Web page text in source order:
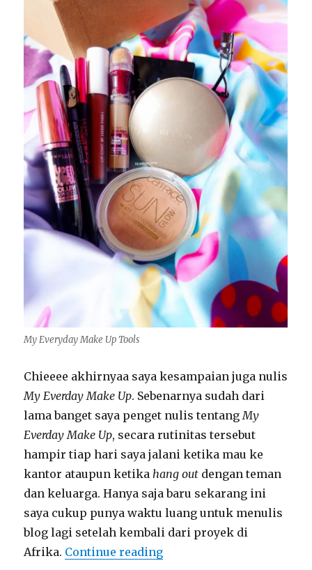
My Everyday Make Up Tools
Chieeee akhirnyaa saya kesampaian juga nulis
My Everday Make Up. Sebenarnya sudah dari
lama banget saya penget nulis tentangMy
Everday Make Up, secara rutinitas tersebut
hampir tiap hari saya jalani ketika mau ke
kantor ataupun ketikahang out dengan teman
dan keluarga. Hanya saja baru sekarang ini
saya cukup punya waktu luang untuk menulis
blog lagi setelah kembali dari proyek di
Afrika. Continue reading“My Everday Make Up”